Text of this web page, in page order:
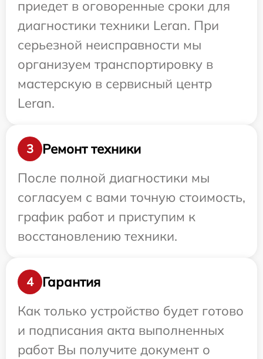
приедет в оговоренные сроки для
диагностики техники Leran. При
серьезной неисправности мы
организуем транспортировку в
мастерскую в сервисный центр
Leran.
3
Ремонт техники
После полной диагностики мы
согласуем с вами точную стоимость,
график работ и приступим к
восстановлению техники.
4
Гарантия
Как только устройство будет готово
и подписания акта выполненных
работ Вы получите документ о